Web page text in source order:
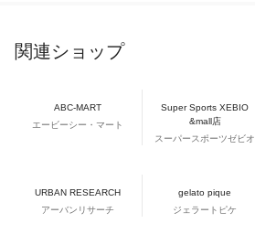
関連ショップ
ABC-MART
エービーシー・マート
Super Sports XEBIO
&mall店
スーパースポーツゼビオ
URBAN RESEARCH
アーバンリサーチ
gelato pique
ジェラートピケ